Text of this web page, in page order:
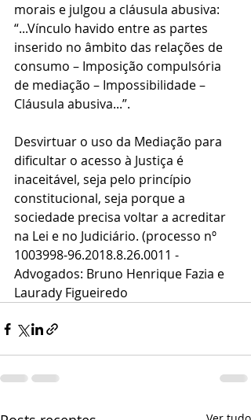
morais e julgou a cláusula abusiva:
“...Vínculo havido entre as partes
inserido no âmbito das relações de
consumo – Imposição compulsória
de mediação – Impossibilidade –
Cláusula abusiva...”.
Desvirtuar o uso da Mediação para
dificultar o acesso à Justiça é
inaceitável, seja pelo princípio
constitucional, seja porque a
sociedade precisa voltar a acreditar
na Lei e no Judiciário. (processo nº
1003998-96.2018.8.26.0011 -
Advogados: Bruno Henrique Fazia e
Laurady Figueiredo